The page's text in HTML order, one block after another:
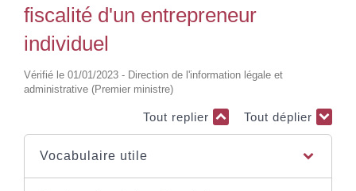
fiscalité d'un entrepreneur
individuel
Vérifié le 01/01/2023 - Direction de l'information légale et
administrative (Premier ministre)
Tout replier Tout déplier
Vocabulaire utile